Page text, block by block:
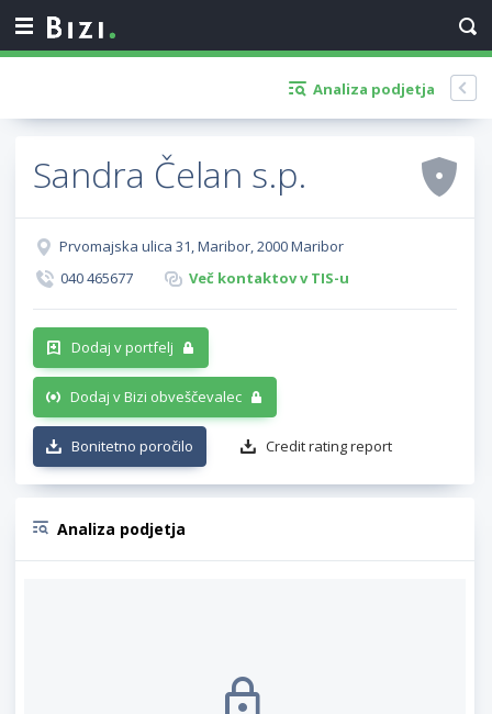
Analiza podjetja
Sandra Čelan s.p.
Prvomajska ulica 31, Maribor, 2000 Maribor
040 465677
Več kontaktov v TIS-u
Dodaj v portfelj
Dodaj v Bizi obveščevalec
Bonitetno poročilo Credit rating report
Analiza podjetja